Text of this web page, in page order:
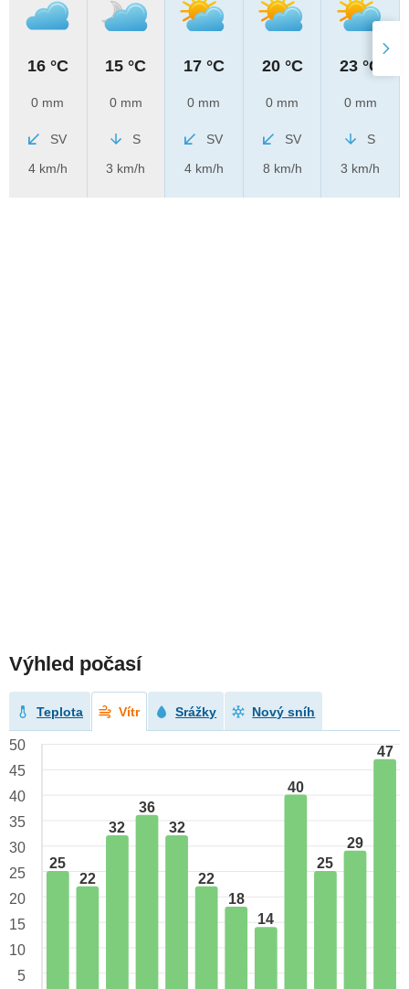
16 °C
0 mm
SV
4 km/h
15 °C
0 mm
S
3 km/h
17 °C
0 mm
SV
4 km/h
20 °C
0 mm
SV
8 km/h
23 °C
0 mm
S
3 km/h
Výhled počasí
Teplota Vítr Srážky Nový sníh
25
22
32
36
32
22
18
14
40
25
29
47
50
45
40
35
30
25
20
15
10
5